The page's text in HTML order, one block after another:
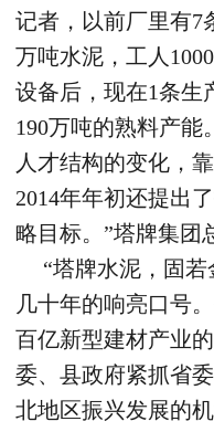
记者，以前厂里有7
万吨水泥，工人
设备后，现在1条生
190万吨的熟料产能。
人才结构的变化，
2014年年初还提出
略目标。”塔牌集团
“塔牌水泥，固若
几十年的响亮口号
百亿新型建材产业
委、县政府紧抓省
北地区振兴发展的